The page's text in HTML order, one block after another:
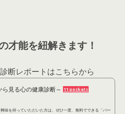
才能を紐解きます！
断レポートはこちらから
見る心の健康診断～ 11 pockets
味を持っていただいた方は、ぜひ一度、無料でできる「パー